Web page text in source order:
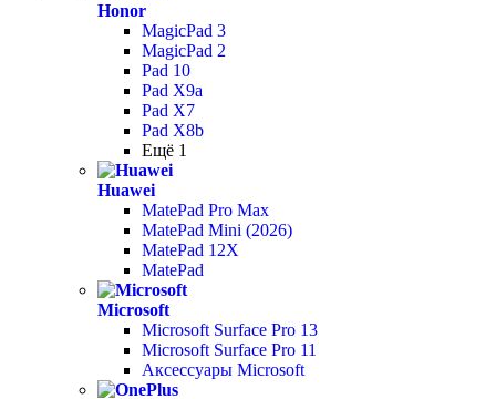
Honor
MagicPad 3
MagicPad 2
Pad 10
Pad X9a
Pad X7
Pad X8b
Ещё 1
Huawei
MatePad Pro Max
MatePad Mini (2026)
MatePad 12X
MatePad
Microsoft
Microsoft Surface Pro 13
Microsoft Surface Pro 11
Аксессуары Microsoft